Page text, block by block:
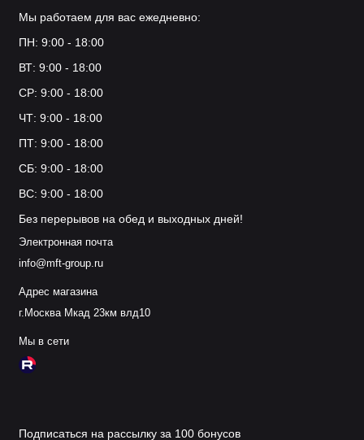
Техническая поддержка
Консультация по подбору
Быстрая доставка
Мы работаем для вас ежедневно:
ПН: 9:00 - 18:00
ВТ: 9:00 - 18:00
СР: 9:00 - 18:00
ЧТ: 9:00 - 18:00
ПТ: 9:00 - 18:00
СБ: 9:00 - 18:00
ВС: 9:00 - 18:00
Без перерывов на обед и выходных дней!
Электронная почта
info@mft-group.ru
Адрес магазина
г.Москва Мкад 23км влд10
Мы в сети
Подписаться на рассылку за 100 бонусов